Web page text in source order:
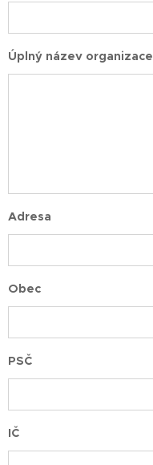
Úplný název organizace
Adresa
Obec
PSČ
IČ